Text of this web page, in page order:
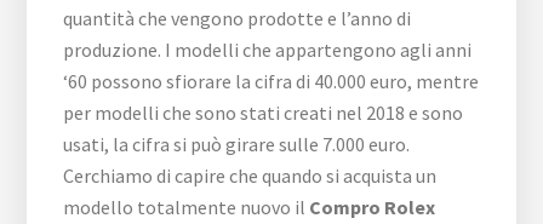
quantità che vengono prodotte e l’anno di
produzione. I modelli che appartengono agli anni
‘60 possono sfiorare la cifra di 40.000 euro, mentre
per modelli che sono stati creati nel 2018 e sono
usati, la cifra si può girare sulle 7.000 euro.
Cerchiamo di capire che quando si acquista un
modello totalmente nuovo il Compro Rolex